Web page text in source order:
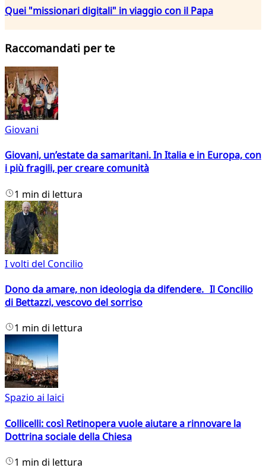
Quei "missionari digitali" in viaggio con il Papa
Raccomandati per te
Giovani
Giovani, un’estate da samaritani. In Italia e in Europa, con
i più fragili, per creare comunità
1 min di lettura
I volti del Concilio
Dono da amare, non ideologia da difendere. Il Concilio
di Bettazzi, vescovo del sorriso
1 min di lettura
Spazio ai laici
Collicelli: così Retinopera vuole aiutare a rinnovare la
Dottrina sociale della Chiesa
1 min di lettura